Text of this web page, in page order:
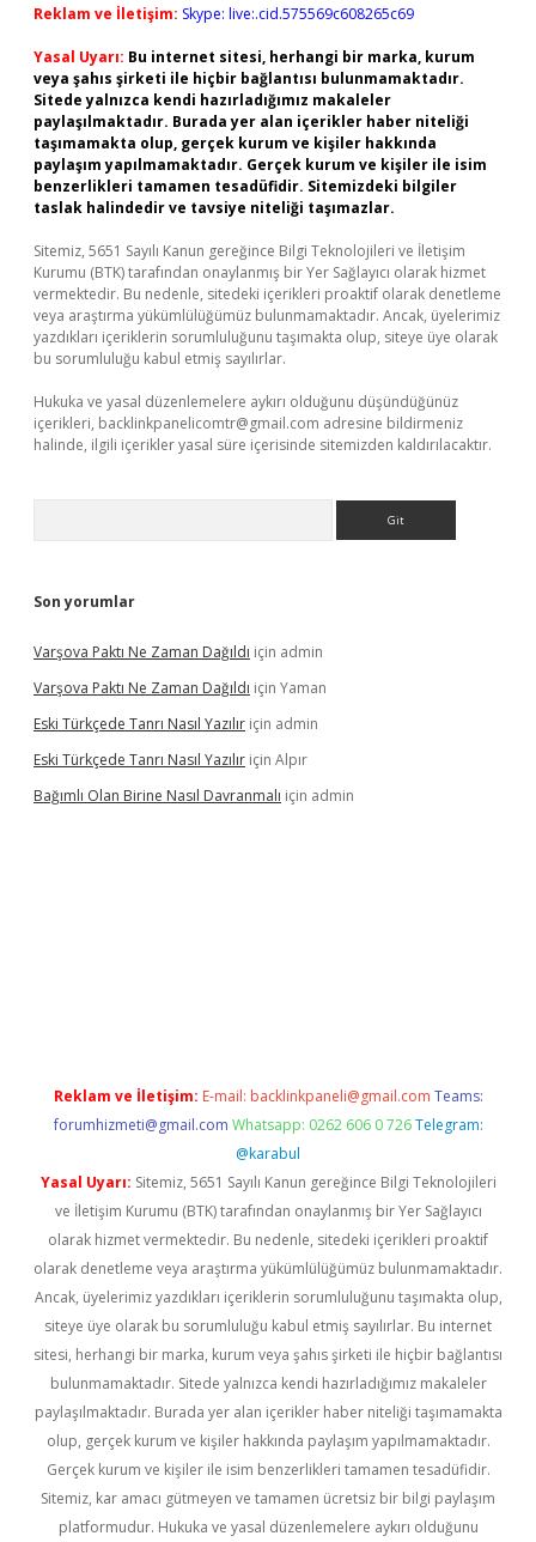
Reklam ve İletişim: Skype: live:.cid.575569c608265c69
Yasal Uyarı: Bu internet sitesi, herhangi bir marka, kurum
veya şahıs şirketi ile hiçbir bağlantısı bulunmamaktadır.
Sitede yalnızca kendi hazırladığımız makaleler
paylaşılmaktadır. Burada yer alan içerikler haber niteliği
taşımamakta olup, gerçek kurum ve kişiler hakkında
paylaşım yapılmamaktadır. Gerçek kurum ve kişiler ile isim
benzerlikleri tamamen tesadüfidir. Sitemizdeki bilgiler
taslak halindedir ve tavsiye niteliği taşımazlar.
Sitemiz, 5651 Sayılı Kanun gereğince Bilgi Teknolojileri ve İletişim
Kurumu (BTK) tarafından onaylanmış bir Yer Sağlayıcı olarak hizmet
vermektedir. Bu nedenle, sitedeki içerikleri proaktif olarak denetleme
veya araştırma yükümlülüğümüz bulunmamaktadır. Ancak, üyelerimiz
yazdıkları içeriklerin sorumluluğunu taşımakta olup, siteye üye olarak
bu sorumluluğu kabul etmiş sayılırlar.
Hukuka ve yasal düzenlemelere aykırı olduğunu düşündüğünüz
içerikleri, backlinkpanelicomtr@gmail.com adresine bildirmeniz
halinde, ilgili içerikler yasal süre içerisinde sitemizden kaldırılacaktır.
Son yorumlar
Varşova Paktı Ne Zaman Dağıldı için admin
Varşova Paktı Ne Zaman Dağıldı için Yaman
Eski Türkçede Tanrı Nasıl Yazılır için admin
Eski Türkçede Tanrı Nasıl Yazılır için Alpır
Bağımlı Olan Birine Nasıl Davranmalı için admin
Reklam ve İletişim: E-mail: backlinkpaneli@gmail.com Teams:
forumhizmeti@gmail.com Whatsapp: 0262 606 0 726 Telegram:
@karabul
Yasal Uyarı: Sitemiz, 5651 Sayılı Kanun gereğince Bilgi Teknolojileri
ve İletişim Kurumu (BTK) tarafından onaylanmış bir Yer Sağlayıcı
olarak hizmet vermektedir. Bu nedenle, sitedeki içerikleri proaktif
olarak denetleme veya araştırma yükümlülüğümüz bulunmamaktadır.
Ancak, üyelerimiz yazdıkları içeriklerin sorumluluğunu taşımakta olup,
siteye üye olarak bu sorumluluğu kabul etmiş sayılırlar. Bu internet
sitesi, herhangi bir marka, kurum veya şahıs şirketi ile hiçbir bağlantısı
bulunmamaktadır. Sitede yalnızca kendi hazırladığımız makaleler
paylaşılmaktadır. Burada yer alan içerikler haber niteliği taşımamakta
olup, gerçek kurum ve kişiler hakkında paylaşım yapılmamaktadır.
Gerçek kurum ve kişiler ile isim benzerlikleri tamamen tesadüfidir.
Sitemiz, kar amacı gütmeyen ve tamamen ücretsiz bir bilgi paylaşım
platformudur. Hukuka ve yasal düzenlemelere aykırı olduğunu